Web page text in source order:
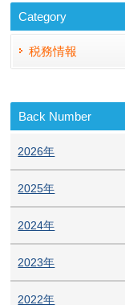
Category
税務情報
Back Number
2026年
2025年
2024年
2023年
2022年